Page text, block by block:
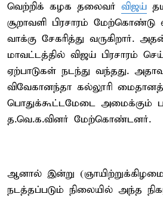
வெற்றிக் கழக தலைவர் விஜய்
சூறாவளி பிரசாரம் மேற்கொண்டு
வாக்கு சேகரித்து வருகிறார்.
மாவட்டத்தில் விஜய் பிரசாரம்
ஏற்பாடுகள் நடந்து வந்தது.
விவேகானந்தா கல்லூரி
பொதுக்கூட்டமேடை அமைக்கும்
த.வெ.க.வினர் மேற்கொண்டனர்.
ஆனால் இன்று
நடத்தப்படும் நிலையில் அந்த